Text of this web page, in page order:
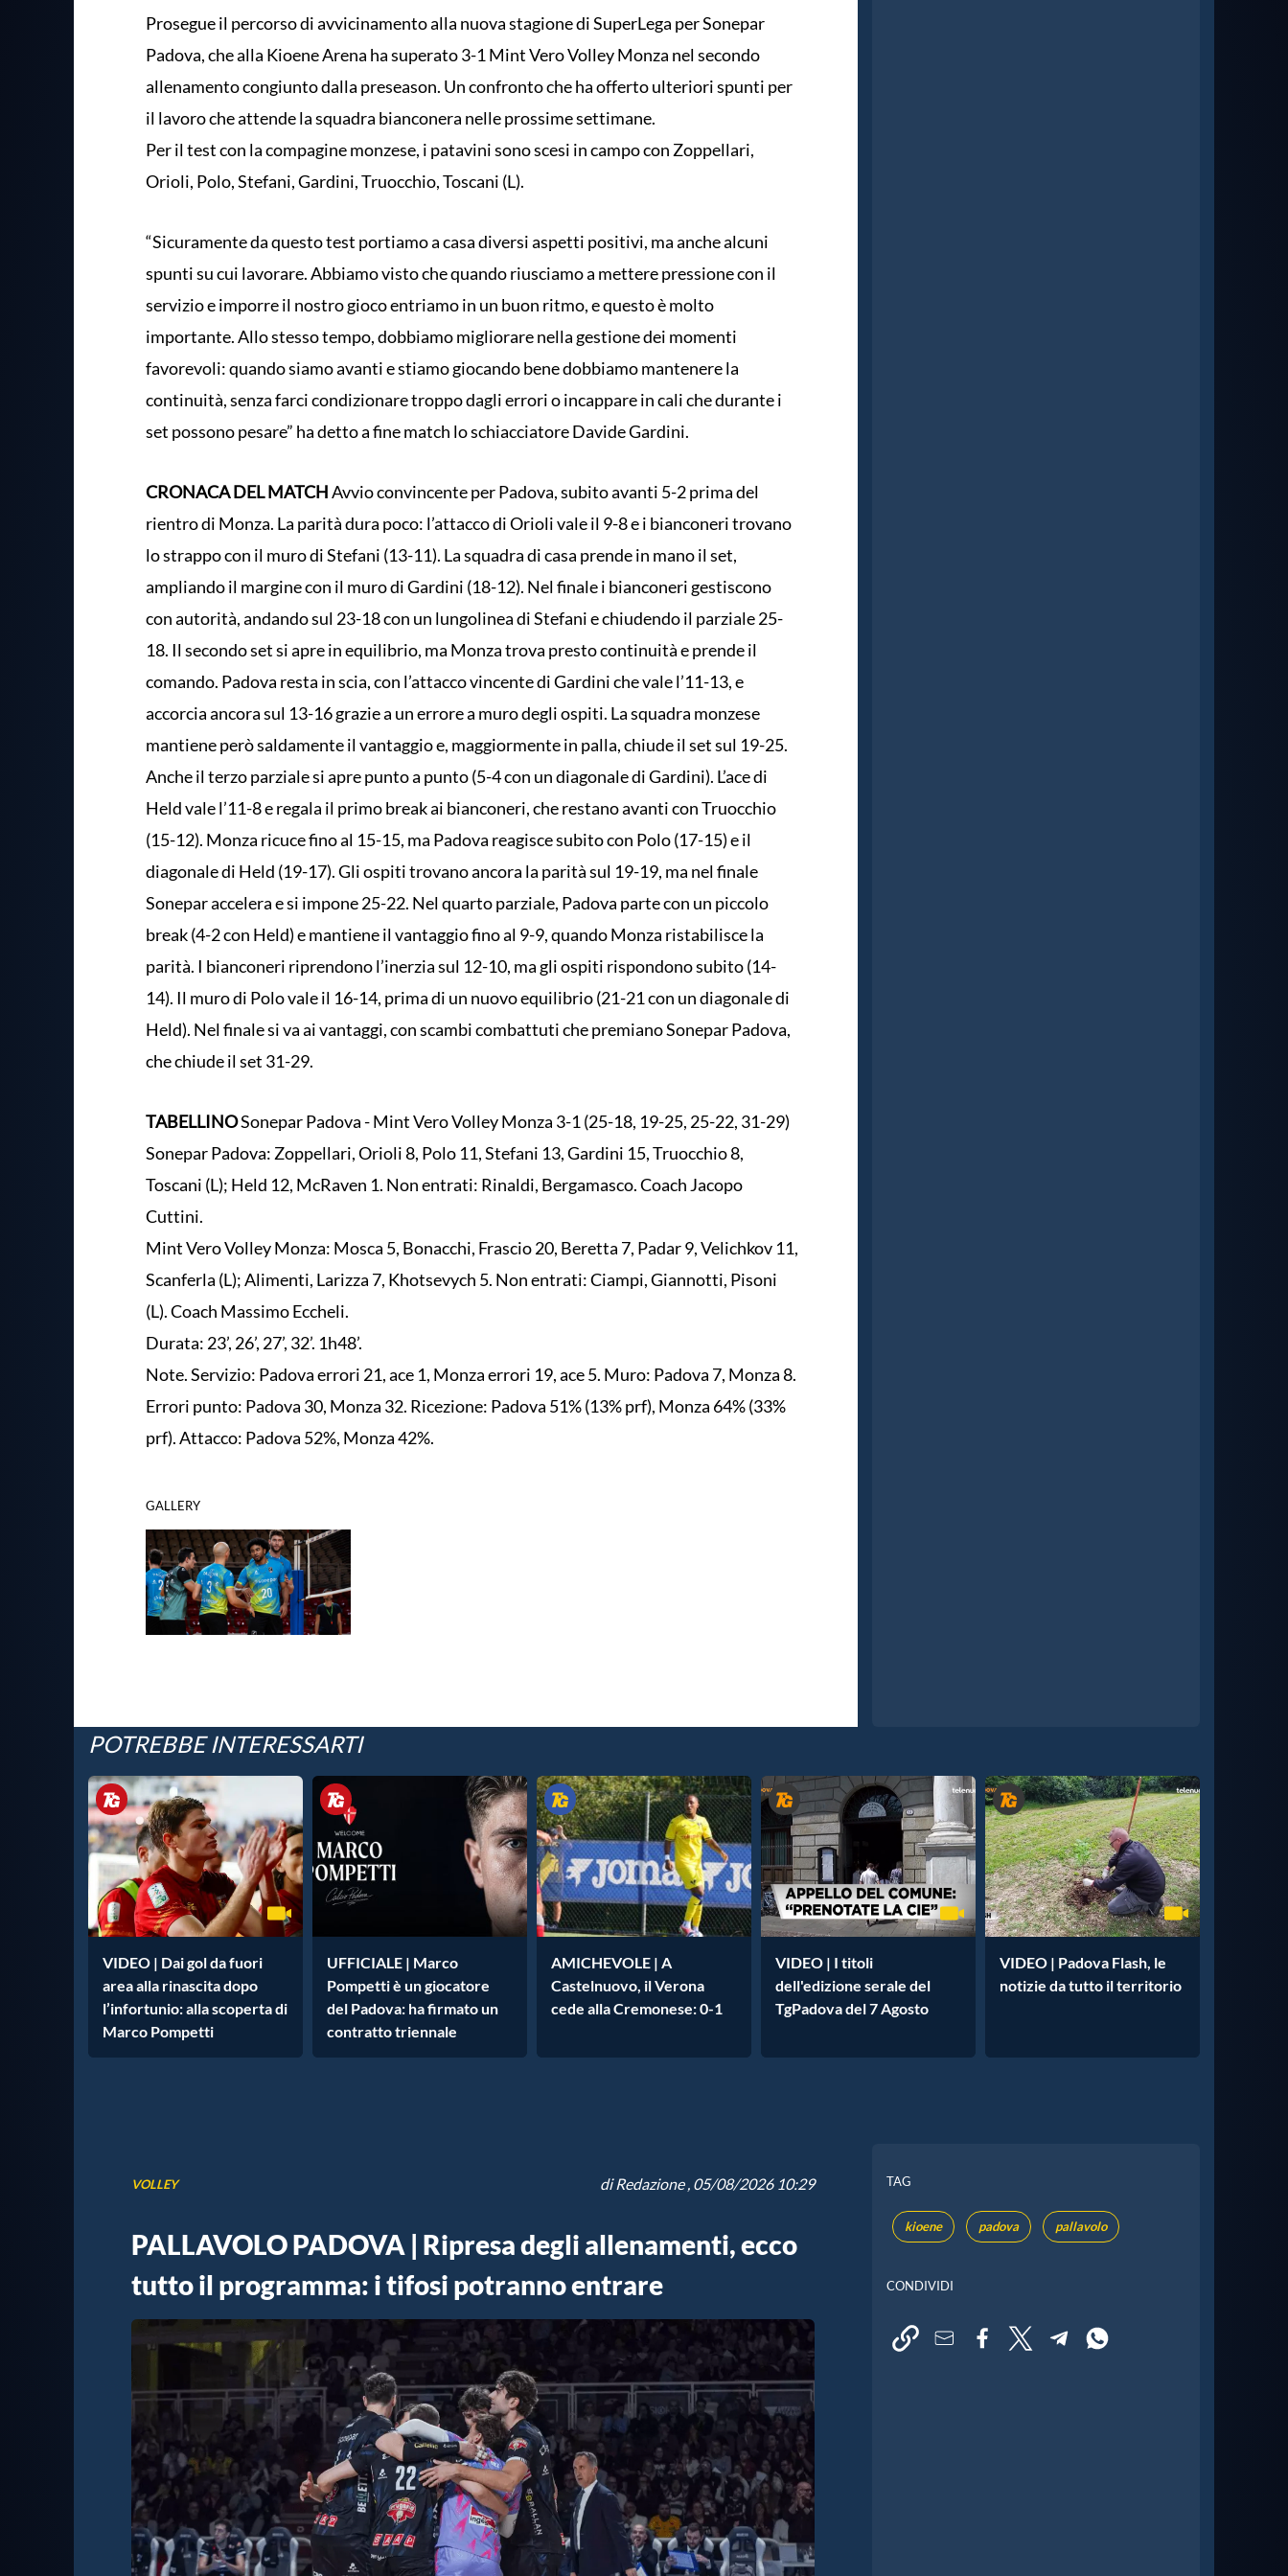
Prosegue il percorso di avvicinamento alla nuova stagione di SuperLega per Sonepar
Padova, che alla Kioene Arena ha superato 3-1 Mint Vero Volley Monza nel secondo
allenamento congiunto dalla preseason. Un confronto che ha offerto ulteriori spunti per
il lavoro che attende la squadra bianconera nelle prossime settimane.
Per il test con la compagine monzese, i patavini sono scesi in campo con Zoppellari,
Orioli, Polo, Stefani, Gardini, Truocchio, Toscani (L).
“Sicuramente da questo test portiamo a casa diversi aspetti positivi, ma anche alcuni
spunti su cui lavorare. Abbiamo visto che quando riusciamo a mettere pressione con il
servizio e imporre il nostro gioco entriamo in un buon ritmo, e questo è molto
importante. Allo stesso tempo, dobbiamo migliorare nella gestione dei momenti
favorevoli: quando siamo avanti e stiamo giocando bene dobbiamo mantenere la
continuità, senza farci condizionare troppo dagli errori o incappare in cali che durante i
set possono pesare” ha detto a fine match lo schiacciatore Davide Gardini.
CRONACA DEL MATCHAvvio convincente per Padova, subito avanti 5-2 prima del
rientro di Monza. La parità dura poco: l’attacco di Orioli vale il 9-8 e i bianconeri trovano
lo strappo con il muro di Stefani (13-11). La squadra di casa prende in mano il set,
ampliando il margine con il muro di Gardini (18-12). Nel finale i bianconeri gestiscono
con autorità, andando sul 23-18 con un lungolinea di Stefani e chiudendo il parziale 25-
18. Il secondo set si apre in equilibrio, ma Monza trova presto continuità e prende il
comando. Padova resta in scia, con l’attacco vincente di Gardini che vale l’11-13, e
accorcia ancora sul 13-16 grazie a un errore a muro degli ospiti. La squadra monzese
mantiene però saldamente il vantaggio e, maggiormente in palla, chiude il set sul 19-25.
Anche il terzo parziale si apre punto a punto (5-4 con un diagonale di Gardini). L’ace di
Held vale l’11-8 e regala il primo break ai bianconeri, che restano avanti con Truocchio
(15-12). Monza ricuce fino al 15-15, ma Padova reagisce subito con Polo (17-15) e il
diagonale di Held (19-17). Gli ospiti trovano ancora la parità sul 19-19, ma nel finale
Sonepar accelera e si impone 25-22. Nel quarto parziale, Padova parte con un piccolo
break (4-2 con Held) e mantiene il vantaggio fino al 9-9, quando Monza ristabilisce la
parità. I bianconeri riprendono l’inerzia sul 12-10, ma gli ospiti rispondono subito (14-
14). Il muro di Polo vale il 16-14, prima di un nuovo equilibrio (21-21 con un diagonale di
Held). Nel finale si va ai vantaggi, con scambi combattuti che premiano Sonepar Padova,
che chiude il set 31-29.
TABELLINOSonepar Padova - Mint Vero Volley Monza 3-1 (25-18, 19-25, 25-22, 31-29)
Sonepar Padova: Zoppellari, Orioli 8, Polo 11, Stefani 13, Gardini 15, Truocchio 8,
Toscani (L); Held 12, McRaven 1. Non entrati: Rinaldi, Bergamasco. Coach Jacopo
Cuttini.
Mint Vero Volley Monza: Mosca 5, Bonacchi, Frascio 20, Beretta 7, Padar 9, Velichkov 11,
Scanferla (L); Alimenti, Larizza 7, Khotsevych 5. Non entrati: Ciampi, Giannotti, Pisoni
(L). Coach Massimo Eccheli.
Durata: 23’, 26’, 27’, 32’. 1h48’.
Note. Servizio: Padova errori 21, ace 1, Monza errori 19, ace 5. Muro: Padova 7, Monza 8.
Errori punto: Padova 30, Monza 32. Ricezione: Padova 51% (13% prf), Monza 64% (33%
prf). Attacco: Padova 52%, Monza 42%.
GALLERY
POTREBBE INTERESSARTI
VIDEO | Dai gol da fuori
area alla rinascita dopo
l’infortunio: alla scoperta di
Marco Pompetti
UFFICIALE | Marco
Pompetti è un giocatore
del Padova: ha firmato un
contratto triennale
AMICHEVOLE | A
Castelnuovo, il Verona
cede alla Cremonese: 0-1
VIDEO | I titoli
dell'edizione serale del
TgPadova del 7 Agosto
VIDEO | Padova Flash, le
notizie da tutto il territorio
VOLLEY diRedazione, 05/08/2026 10:29
PALLAVOLO PADOVA | Ripresa degli allenamenti, ecco
tutto il programma: i tifosi potranno entrare
TAG
kioene padova pallavolo
CONDIVIDI